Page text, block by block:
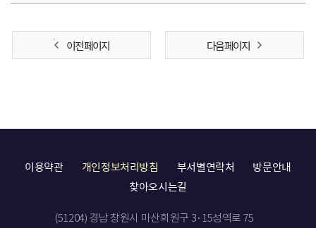
이전 페이지 다음 페이지
이용약관 개인정보처리방침 부서별연락처
방문안내
찾아오시는길
(51204) 경남 창원시 마산회원구 3·15성역로 75